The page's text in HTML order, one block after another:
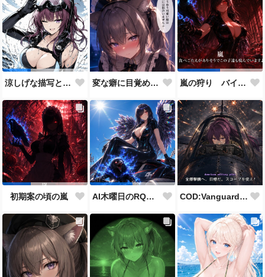
涼しげな描写とはをコンセプトにしたダイバー花梨先輩 変な癖に目覚めそうになったメイドディーレ赤面バージョン 嵐の狩り バイカーコスチューム
初期案の頃の嵐 AI木曜日のRQ参加作品 COD:Vanguard "ミッドウェー海戦"